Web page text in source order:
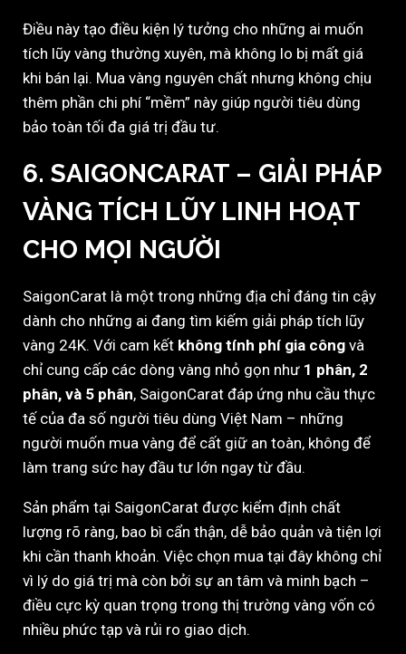
Điều này tạo điều kiện lý tưởng cho những ai muốn
tích lũy vàng thường xuyên, mà không lo bị mất giá
khi bán lại. Mua vàng nguyên chất nhưng không chịu
thêm phần chi phí “mềm” này giúp người tiêu dùng
bảo toàn tối đa giá trị đầu tư.
6. SAIGONCARAT – GIẢI PHÁP
VÀNG TÍCH LŨY LINH HOẠT
CHO MỌI NGƯỜI
SaigonCarat là một trong những địa chỉ đáng tin cậy
dành cho những ai đang tìm kiếm giải pháp tích lũy
vàng 24K. Với cam kết không tính phí gia công và
chỉ cung cấp các dòng vàng nhỏ gọn như 1 phân, 2
phân, và 5 phân, SaigonCarat đáp ứng nhu cầu thực
tế của đa số người tiêu dùng Việt Nam – những
người muốn mua vàng để cất giữ an toàn, không để
làm trang sức hay đầu tư lớn ngay từ đầu.
Sản phẩm tại SaigonCarat được kiểm định chất
lượng rõ ràng, bao bì cẩn thận, dễ bảo quản và tiện lợi
khi cần thanh khoản. Việc chọn mua tại đây không chỉ
vì lý do giá trị mà còn bởi sự an tâm và minh bạch –
điều cực kỳ quan trọng trong thị trường vàng vốn có
nhiều phức tạp và rủi ro giao dịch.